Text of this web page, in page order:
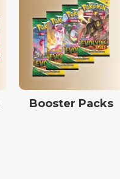
Booster Packs